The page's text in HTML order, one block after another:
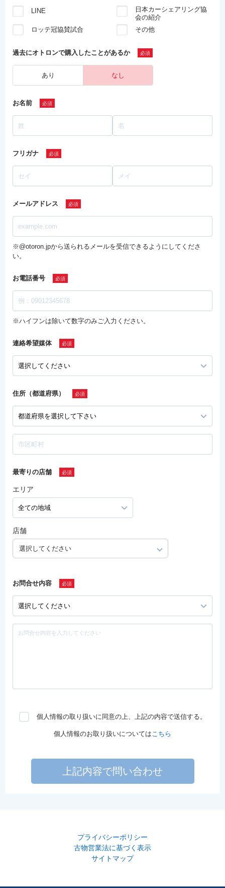
LINE
日本カーシェアリング協
会の紹介
ロッテ冠協賛試合
その他
過去にオトロンで購入したことがあるか
あり なし
お名前
フリガナ
メールアドレス
※@otoron.jpから送られるメールを受信できるようにしてくださ
い。
お電話番号
※ハイフンは除いて数字のみご入力ください。
連絡希望媒体
住所（都道府県）
最寄りの店舗
エリア
店舗
選択してください
お問合せ内容
個人情報の取り扱いに同意の上、上記の内容で送信する。
個人情報のお取り扱いについてはこちら
上記内容で問い合わせ
プライバシーポリシー
古物営業法に基づく表示
サイトマップ